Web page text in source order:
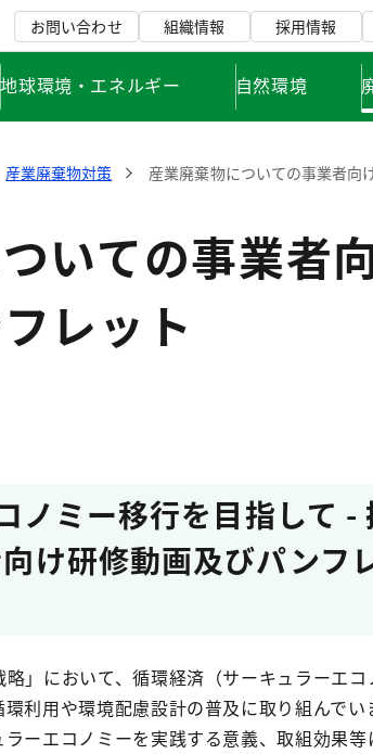
お問い合わせ 組織情報 採用情報
地球環境・エネルギー 自然環境
産業廃棄物対策 産業廃棄物についての事業者向
いての事業者
レット
ノミー移行を目指して -
け研修動画及びパンフ
」において、循環経済（サーキュラーエコ
利用や環境配慮設計の普及に取り組んでい
ーエコノミーを実践する意義、取組効果等